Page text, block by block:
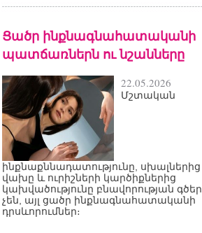
Ցածր ինքնագնահատականի
պատճառներն ու նշանները
22.05.2026
Մշտական
ինքնաքննադատությունը, սխալներից
վախը և ուրիշների կարծիքներից
կախվածությունը բնավորության գծեր
չեն, այլ ցածր ինքնագնահատականի
դրսևորումներ։